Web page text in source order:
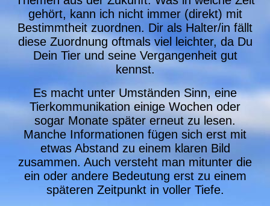
gehört, kann ich nicht immer (direkt) mit
Bestimmtheit zuordnen. Dir als Halter/in fällt
diese Zuordnung oftmals viel leichter, da Du
Dein Tier und seine Vergangenheit gut
kennst.
Es macht unter Umständen Sinn, eine
Tierkommunikation einige Wochen oder
sogar Monate später erneut zu lesen.
Manche Informationen fügen sich erst mit
etwas Abstand zu einem klaren Bild
zusammen. Auch versteht man mitunter die
ein oder andere Bedeutung erst zu einem
späteren Zeitpunkt in voller Tiefe.